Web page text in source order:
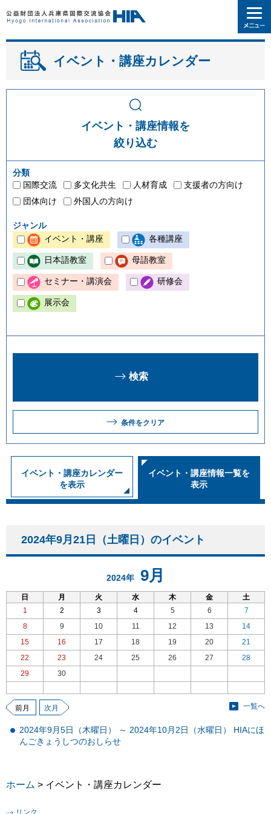
イベント・講座カレンダー
イベント・講座情報を
絞り込む
分類
国際交流
多文化共生 人材育成
支援者の方向け
団体向け
外国人の方向け
ジャンル
イベント・講座
各種講座
日本語教室 母語教室
セミナー・講演会 研修会
展示会
条件をクリア
イベント・講座カレンダー
を表示
イベント・講座情報一覧を
表示
2024年9月21日（土曜日）のイベント
2024年 9月
日 月 火 水 木 金
土
1
2 3 4 5 6
7
8
9 10 11 12 13
14
15
16 17 18 19 20
21
22
23 24 25 26 27
28
29
30
前月 一覧へ
次月
2024年9月5日（木曜日） ～ 2024年10月2日（水曜日） HIAにほ
んごきょうしつのおしらせ
ホーム > イベント・講座カレンダー
リンク